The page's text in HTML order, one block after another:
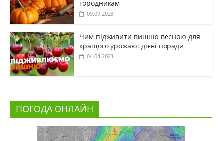
городникам
09.09.2023
Чим підживити вишню весною для
кращого урожаю: дієві поради
04.04.2023
ПОГОДА ОНЛАЙН